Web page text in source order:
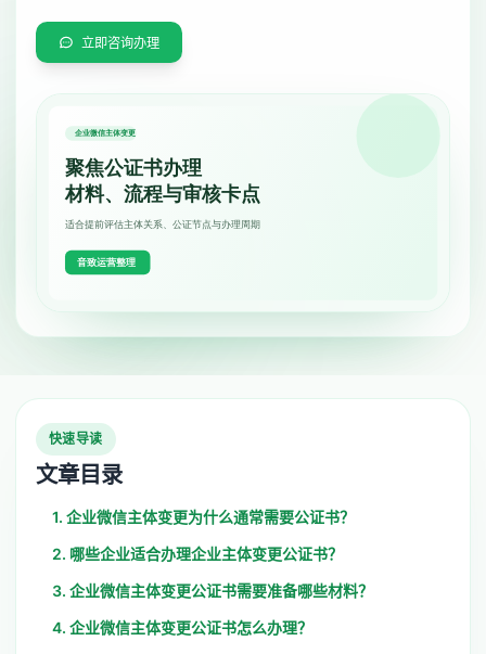
立即咨询办理
快速导读
文章目录
1. 企业微信主体变更为什么通常需要公证书？
2. 哪些企业适合办理企业主体变更公证书？
3. 企业微信主体变更公证书需要准备哪些材料？
4. 企业微信主体变更公证书怎么办理？